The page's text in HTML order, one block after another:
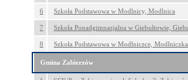
6 Szkoła Podstawowa w Modlnicy, Modlnica
7 Szkoła Ponadgimnazjalna w Giebułtowie,
8 Szkoła Podstawowa w Modlniczce, Modlniczka
Gmina Zabierzów